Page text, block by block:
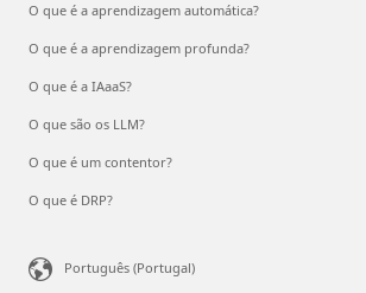
O que é a aprendizagem automática?
O que é a aprendizagem profunda?
O que é a IAaaS?
O que são os LLM?
O que é um contentor?
O que é DRP?
Português (Portugal)